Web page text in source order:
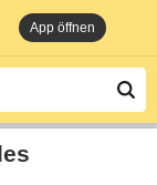
App öffnen